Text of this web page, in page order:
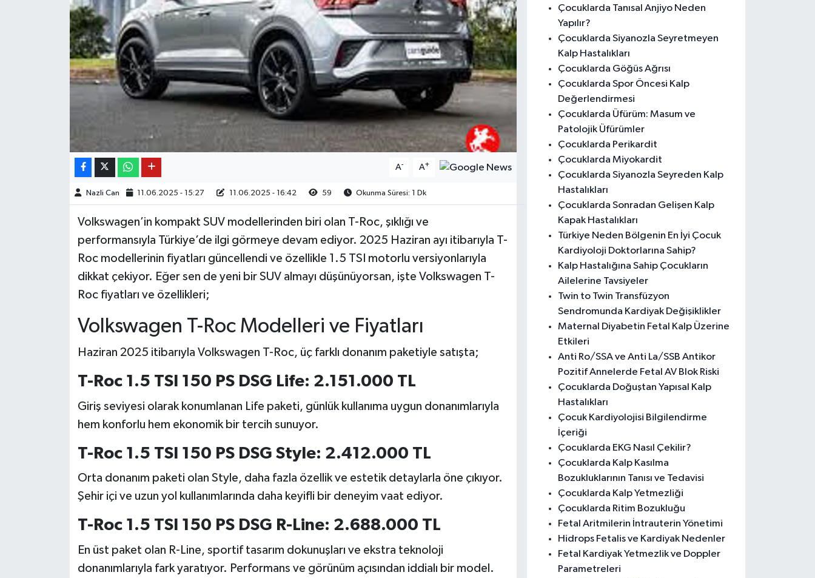
A- A+
Nazli Can 11.06.2025 - 15:27 11.06.2025 - 16:42 59 Okunma Süresi: 1 Dk
Volkswagen’in kompakt SUV modellerinden biri olan T-Roc, şıklığı ve
performansıyla Türkiye’de ilgi görmeye devam ediyor. 2025 Haziran ayı itibarıyla T-
Roc modellerinin fiyatları güncellendi ve özellikle 1.5 TSI motorlu versiyonlarıyla
dikkat çekiyor. Eğer sen de yeni bir SUV almayı düşünüyorsan, işte Volkswagen T-
Roc fiyatları ve özellikleri;
Volkswagen T-Roc Modelleri ve Fiyatları
Haziran 2025 itibarıyla Volkswagen T-Roc, üç farklı donanım paketiyle satışta;
T-Roc 1.5 TSI 150 PS DSG Life: 2.151.000 TL
Giriş seviyesi olarak konumlanan Life paketi, günlük kullanıma uygun donanımlarıyla
hem konforlu hem ekonomik bir tercih sunuyor.
T-Roc 1.5 TSI 150 PS DSG Style: 2.412.000 TL
Orta donanım paketi olan Style, daha fazla özellik ve estetik detaylarla öne çıkıyor.
Şehir içi ve uzun yol kullanımlarında daha keyifli bir deneyim vaat ediyor.
T-Roc 1.5 TSI 150 PS DSG R-Line: 2.688.000 TL
En üst paket olan R-Line, sportif tasarım dokunuşları ve ekstra teknoloji
donanımlarıyla fark yaratıyor. Performans ve görünüm açısından iddialı bir model.
Çocuklarda Tanısal Anjiyo Neden
Yapılır?
Çocuklarda Siyanozla Seyretmeyen
Kalp Hastalıkları
Çocuklarda Göğüs Ağrısı
Çocuklarda Spor Öncesi Kalp
Değerlendirmesi
Çocuklarda Üfürüm: Masum ve
Patolojik Üfürümler
Çocuklarda Perikardit
Çocuklarda Miyokardit
Çocuklarda Siyanozla Seyreden Kalp
Hastalıkları
Çocuklarda Sonradan Gelişen Kalp
Kapak Hastalıkları
Türkiye Neden Bölgenin En İyi Çocuk
Kardiyoloji Doktorlarına Sahip?
Kalp Hastalığına Sahip Çocukların
Ailelerine Tavsiyeler
Twin to Twin Transfüzyon
Sendromunda Kardiyak Değişiklikler
Maternal Diyabetin Fetal Kalp Üzerine
Etkileri
Anti Ro/SSA ve Anti La/SSB Antikor
Pozitif Annelerde Fetal AV Blok Riski
Çocuklarda Doğuştan Yapısal Kalp
Hastalıkları
Çocuk Kardiyolojisi Bilgilendirme
İçeriği
Çocuklarda EKG Nasıl Çekilir?
Çocuklarda Kalp Kasılma
Bozukluklarının Tanısı ve Tedavisi
Çocuklarda Kalp Yetmezliği
Çocuklarda Ritim Bozukluğu
Fetal Aritmilerin İntrauterin Yönetimi
Hidrops Fetalis ve Kardiyak Nedenler
Fetal Kardiyak Yetmezlik ve Doppler
Parametreleri